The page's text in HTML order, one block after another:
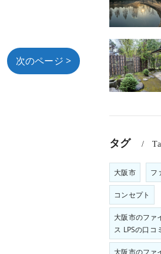
次のページ >
タグ
大阪市 フ
コンセプト
大阪市のファ
ス LPSの口コ
大阪市のファ